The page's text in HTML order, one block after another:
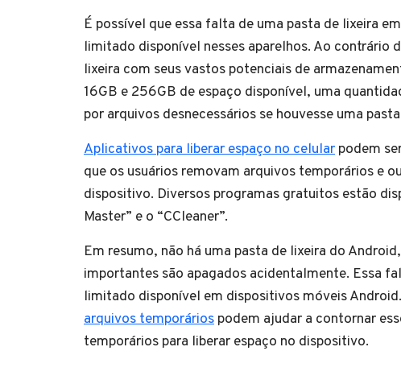
É possível que essa falta de uma pasta de lixeira
limitado disponível nesses aparelhos. Ao
lixeira com seus vastos potenciais de
16GB e 256GB de espaço disponível, uma
por arquivos desnecessários se houvesse uma
Aplicativos para liberar espaço no celular podem
que os usuários removam arquivos temporários e
dispositivo. Diversos programas gratuitos estão
Master” e o “CCleaner”.
Em resumo, não há uma pasta de lixeira do
importantes são apagados acidentalmente. Essa
limitado disponível em dispositivos móveis
arquivos temporários podem ajudar a contornar
temporários para liberar espaço no dispositivo.